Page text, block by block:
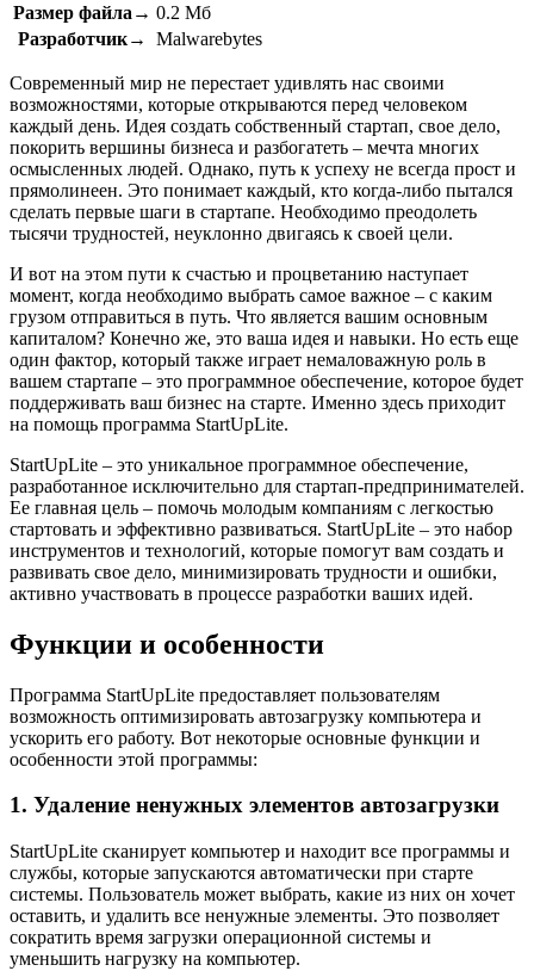
Размер файла→ 0.2 Мб
Разработчик→
Malwarebytes
Современный мир не перестает удивлять нас своими
возможностями, которые открываются перед человеком
каждый день. Идея создать собственный стартап, свое дело,
покорить вершины бизнеса и разбогатеть – мечта многих
осмысленных людей. Однако, путь к успеху не всегда прост и
прямолинеен. Это понимает каждый, кто когда-либо пытался
сделать первые шаги в стартапе. Необходимо преодолеть
тысячи трудностей, неуклонно двигаясь к своей цели.
И вот на этом пути к счастью и процветанию наступает
момент, когда необходимо выбрать самое важное – с каким
грузом отправиться в путь. Что является вашим основным
капиталом? Конечно же, это ваша идея и навыки. Но есть еще
один фактор, который также играет немаловажную роль в
вашем стартапе – это программное обеспечение, которое будет
поддерживать ваш бизнес на старте. Именно здесь приходит
на помощь программа StartUpLite.
StartUpLite – это уникальное программное обеспечение,
разработанное исключительно для стартап-предпринимателей.
Ее главная цель – помочь молодым компаниям с легкостью
стартовать и эффективно развиваться. StartUpLite – это набор
инструментов и технологий, которые помогут вам создать и
развивать свое дело, минимизировать трудности и ошибки,
активно участвовать в процессе разработки ваших идей.
Функции и особенности
Программа StartUpLite предоставляет пользователям
возможность оптимизировать автозагрузку компьютера и
ускорить его работу. Вот некоторые основные функции и
особенности этой программы:
1. Удаление ненужных элементов автозагрузки
StartUpLite сканирует компьютер и находит все программы и
службы, которые запускаются автоматически при старте
системы. Пользователь может выбрать, какие из них он хочет
оставить, и удалить все ненужные элементы. Это позволяет
сократить время загрузки операционной системы и
уменьшить нагрузку на компьютер.